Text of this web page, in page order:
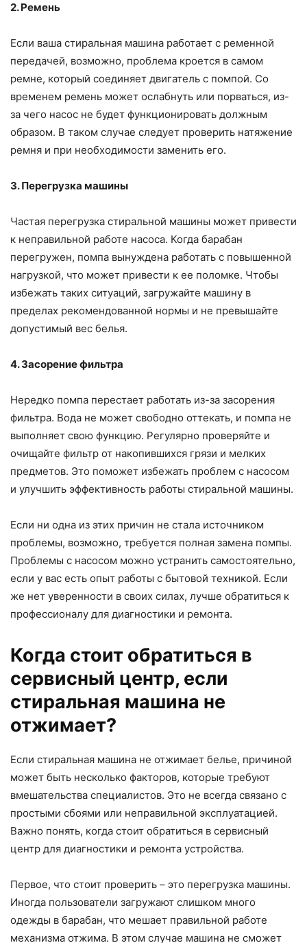
2. Ремень
Если ваша стиральная машина работает с ременной
передачей, возможно, проблема кроется в самом
ремне, который соединяет двигатель с помпой. Со
временем ремень может ослабнуть или порваться, из-
за чего насос не будет функционировать должным
образом. В таком случае следует проверить натяжение
ремня и при необходимости заменить его.
3. Перегрузка машины
Частая перегрузка стиральной машины может привести
к неправильной работе насоса. Когда барабан
перегружен, помпа вынуждена работать с повышенной
нагрузкой, что может привести к ее поломке. Чтобы
избежать таких ситуаций, загружайте машину в
пределах рекомендованной нормы и не превышайте
допустимый вес белья.
4. Засорение фильтра
Нередко помпа перестает работать из-за засорения
фильтра. Вода не может свободно оттекать, и помпа не
выполняет свою функцию. Регулярно проверяйте и
очищайте фильтр от накопившихся грязи и мелких
предметов. Это поможет избежать проблем с насосом
и улучшить эффективность работы стиральной машины.
Если ни одна из этих причин не стала источником
проблемы, возможно, требуется полная замена помпы.
Проблемы с насосом можно устранить самостоятельно,
если у вас есть опыт работы с бытовой техникой. Если
же нет уверенности в своих силах, лучше обратиться к
профессионалу для диагностики и ремонта.
Когда стоит обратиться в
сервисный центр, если
стиральная машина не
отжимает?
Если стиральная машина не отжимает белье, причиной
может быть несколько факторов, которые требуют
вмешательства специалистов. Это не всегда связано с
простыми сбоями или неправильной эксплуатацией.
Важно понять, когда стоит обратиться в сервисный
центр для диагностики и ремонта устройства.
Первое, что стоит проверить – это перегрузка машины.
Иногда пользователи загружают слишком много
одежды в барабан, что мешает правильной работе
механизма отжима. В этом случае машина не сможет